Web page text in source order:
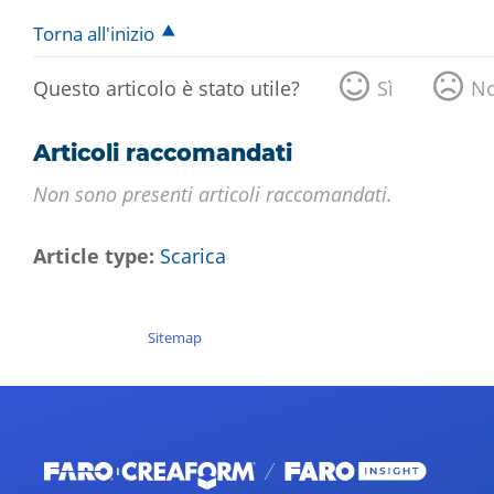
Torna all'inizio
Questo articolo è stato utile? Sì
Articoli raccomandati
Non sono presenti articoli raccomandati.
Article type Scarica
Sitemap